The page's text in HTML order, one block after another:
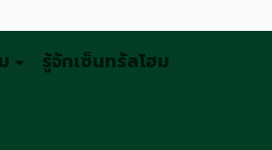
รู้จักเซ็นทรัลโฮม